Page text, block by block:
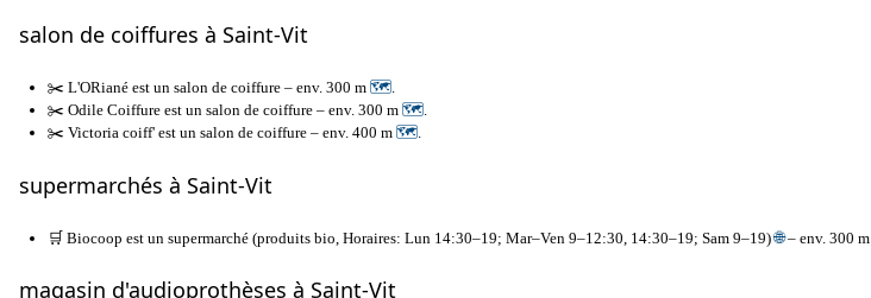
salon de coiffures à Saint-Vit
✂️ L'ORiané est un salon de coiffure – env. 300 m 🗺.
✂️ Odile Coiffure est un salon de coiffure – env. 300 m 🗺.
✂️ Victoria coiff' est un salon de coiffure – env. 400 m 🗺.
supermarchés à Saint-Vit
🛒 Biocoop est un supermarché (produits bio, Horaires: Lun 14:30–19; Mar–Ven 9–12:30, 14:30–19; Sam 9–19)🌐– env. 300 m
magasin d'audioprothèses à Saint-Vit